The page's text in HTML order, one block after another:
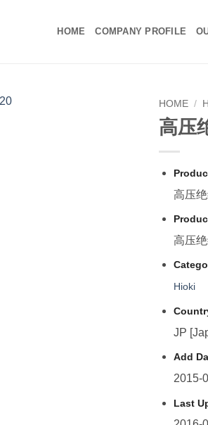
HOME COMPANY PROFILE
HOME /
高压
高压
高压
Hioki
JP
Add
2015-
Last